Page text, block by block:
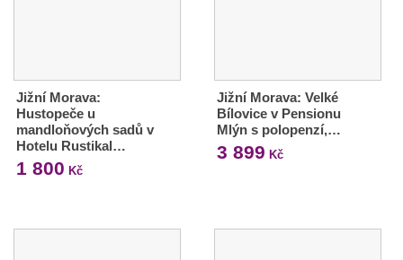
Jižní Morava:
Hustopeče u
mandloňových sadů v
Hotelu Rustikal…
1 800 Kč
Jižní Morava: Velké
Bílovice v Pensionu
Mlýn s polopenzí,…
3 899 Kč